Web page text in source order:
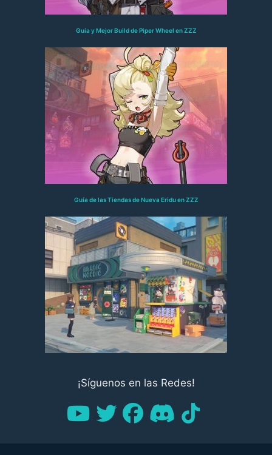
Guía y Mejor Build de Piper Wheel en ZZZ
Guía de las Tiendas de Nueva Eridu en ZZZ
¡Síguenos en las Redes!